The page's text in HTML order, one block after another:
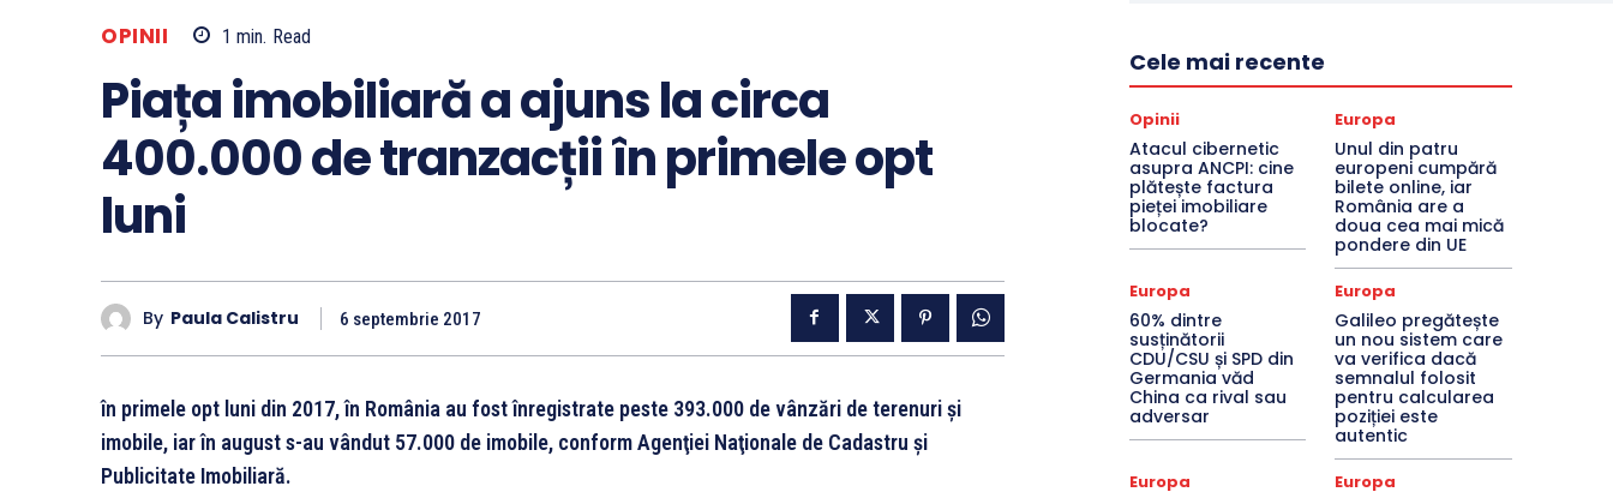
OPINII 1 min. Read
Piața imobiliară a ajuns la circa
400.000 de tranzacții în primele opt
luni
By Paula Calistru 6 septembrie 2017
în primele opt luni din 2017, în România au fost înregistrate peste 393.000 de vânzări de terenuri și
imobile, iar în august s-au vândut 57.000 de imobile, conform Agenţiei Naţionale de Cadastru şi
Publicitate Imobiliară.
Cele mai recente
Opinii
Atacul cibernetic
asupra ANCPI: cine
plătește factura
pieței imobiliare
blocate?
Europa
Unul din patru
europeni cumpără
bilete online, iar
România are a
doua cea mai mică
pondere din UE
Europa
60% dintre
susținătorii
CDU/CSU și SPD din
Germania văd
China ca rival sau
adversar
Europa
Galileo pregătește
un nou sistem care
va verifica dacă
semnalul folosit
pentru calcularea
poziției este
autentic
Europa Europa